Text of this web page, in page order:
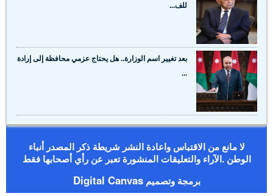
للف...
بعد تغيير اسم الوزارة.. هل يحتاج عزمي محافظة إلى إرادة
...
لا مانع من الاقتباس واعادة النشر شريطة ذكر المصدر أنباء
الوطن .الآراء والتعليقات المنشورة تعبر عن رأي أصحابها فقط
برمجة وتصميمDigital Canvas